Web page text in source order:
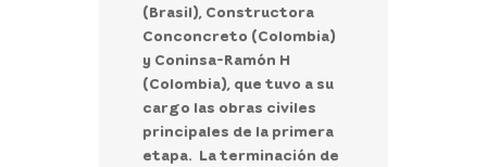
(Brasil), Constructora
Conconcreto (Colombia)
y Coninsa-Ramón H
(Colombia), que tuvo a su
cargo las obras civiles
principales de la primera
etapa. La terminación de